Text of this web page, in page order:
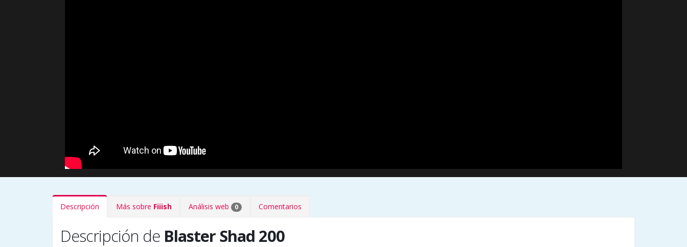
Descripción Más sobre Fiiish Análisis web 0 Comentarios
Descripción de Blaster Shad 200